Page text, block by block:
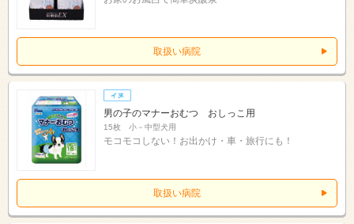
取扱い病院
男の子のマナーおむつ おしっこ用
15枚 小－中型犬用
モコモコしない！お出かけ・車・旅行にも！
取扱い病院